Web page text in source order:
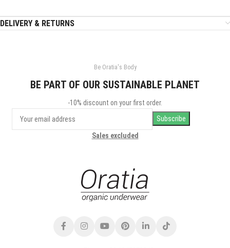
DELIVERY & RETURNS
Be Oratia's Body
BE PART OF OUR SUSTAINABLE PLANET
-10% discount on your first order.
Sales excluded